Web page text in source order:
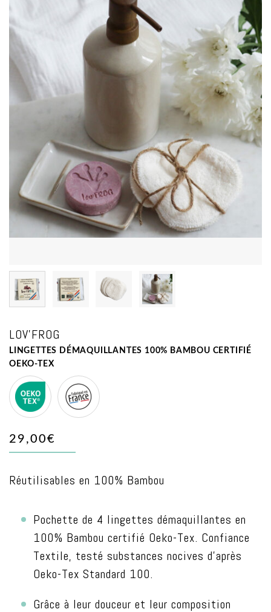
LOV'FROG
LINGETTES DÉMAQUILLANTES 100% BAMBOU CERTIFIÉ
OEKO-TEX
OEKO-
TEX
Made
France
29,00€
Réutilisables en 100% Bambou
Pochette de 4 lingettes démaquillantes en
100% Bambou certifié Oeko-Tex. Confiance
Textile, testé substances nocives d’après
Oeko-Tex Standard 100.
Grâce à leur douceur et leur composition